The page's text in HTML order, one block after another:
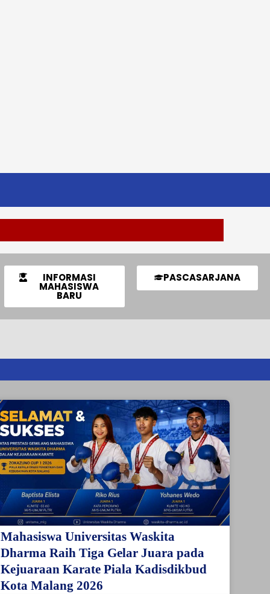
INFORMASI
MAHASISWA
BARU
PASCASARJANA
Mahasiswa Universitas Waskita
Dharma Raih Tiga Gelar Juara pada
Kejuaraan Karate Piala Kadisdikbud
Kota Malang 2026